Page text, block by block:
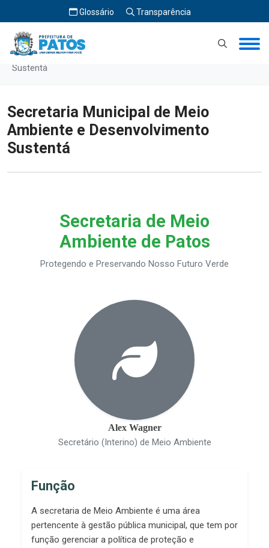
Glossário Transparência
Início
Secretaria Municipal de Meio Ambiente e Desenvolvimento
Sustentá
Secretaria Municipal de Meio
Ambiente e Desenvolvimento
Sustentá
Secretaria de Meio
Ambiente de Patos
Protegendo e Preservando Nosso Futuro Verde
Alex Wagner
Secretário (Interino) de Meio Ambiente
Função
A secretaria de Meio Ambiente é uma área
pertencente à gestão pública municipal, que tem por
função gerenciar a política de proteção e